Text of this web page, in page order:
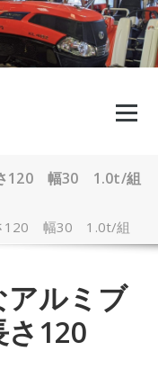
120 幅30 1.0t/組
120 幅30 1.0t/組
アルミブ
120